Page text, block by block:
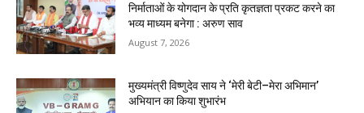
निर्माताओं के योगदान के प्रति कृतज्ञता प्रकट करने का
भव्य माध्यम बनेगा : अरुण साव
August 7, 2026
मुख्यमंत्री विष्णुदेव साय ने ‘मेरी बेटी–मेरा अभिमान’
अभियान का किया शुभारंभ